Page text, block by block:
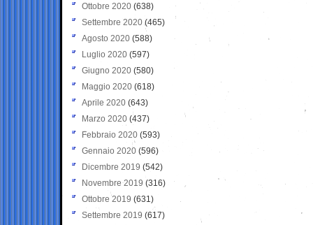
Ottobre 2020 (638)
Settembre 2020(465)
Agosto 2020 (588)
Luglio 2020 (597)
Giugno 2020 (580)
Maggio 2020 (618)
Aprile 2020 (643)
Marzo 2020 (437)
Febbraio 2020 (593)
Gennaio 2020 (596)
Dicembre 2019 (542)
Novembre 2019 (316)
Ottobre 2019 (631)
Settembre 2019 (617)